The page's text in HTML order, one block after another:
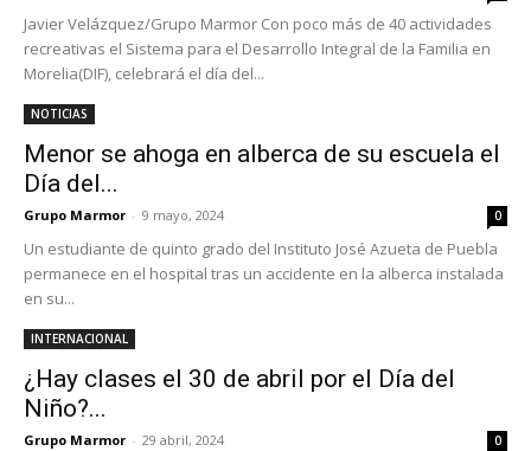
Javier Velázquez/Grupo Marmor Con poco más de 40 actividades
recreativas el Sistema para el Desarrollo Integral de la Familia en
Morelia(DIF), celebrará el día del...
NOTICIAS
Menor se ahoga en alberca de su escuela el
Día del...
Grupo Marmor - 9 mayo, 2024 0
Un estudiante de quinto grado del Instituto José Azueta de Puebla
permanece en el hospital tras un accidente en la alberca instalada
en su...
INTERNACIONAL
¿Hay clases el 30 de abril por el Día del
Niño?...
Grupo Marmor - 29 abril, 2024 0